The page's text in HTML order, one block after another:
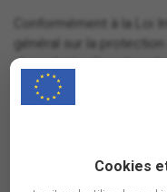
Conformément à la Loi
général sur la protection
d’un droit d’accès,
d’opposition au
personnel.
Cookies